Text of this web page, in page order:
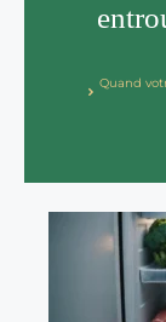
Quand